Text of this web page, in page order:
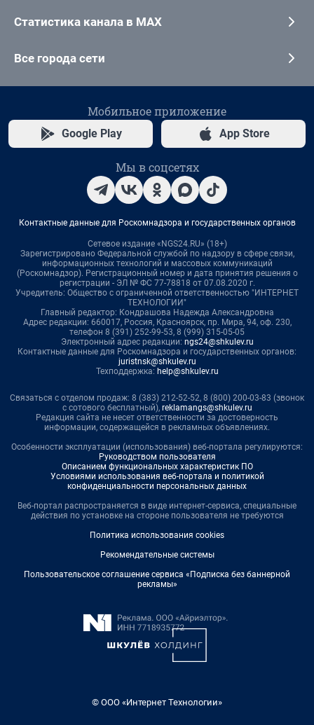
Статистика канала в MAX
Все города сети
Мобильное приложение
Google Play App Store
Мы в соцсетях
Контактные данные для Роскомнадзора и государственных органов
Сетевое издание «NGS24.RU» (18+)
Зарегистрировано Федеральной службой по надзору в сфере связи,
информационных технологий и массовых коммуникаций
(Роскомнадзор). Регистрационный номер и дата принятия решения о
регистрации - ЭЛ № ФС 77-78818 от 07.08.2020 г.
Учредитель: Общество с ограниченной ответственностью "ИНТЕРНЕТ
ТЕХНОЛОГИИ"
Главный редактор: Кондрашова Надежда Александровна
Адрес редакции: 660017, Россия, Красноярск, пр. Мира, 94, оф. 230,
телефон 8 (391) 252-99-53, 8 (999) 315-05-05
Электронный адрес редакции: ngs24@shkulev.ru
Контактные данные для Роскомнадзора и государственных органов:
juristnsk@shkulev.ru
Техподдержка: help@shkulev.ru
Связаться с отделом продаж: 8 (383) 212-52-52, 8 (800) 200-03-83 (звонок
с сотового бесплатный), reklamangs@shkulev.ru
Редакция сайта не несет ответственности за достоверность
информации, содержащейся в рекламных объявлениях.
Особенности эксплуатации (использования) веб-портала регулируются:
Руководством пользователя
Описанием функциональных характеристик ПО
Условиями использования веб-портала и политикой
конфиденциальности персональных данных
Веб-портал распространяется в виде интернет-сервиса, специальные
действия по установке на стороне пользователя не требуются
Политика использования cookies
Рекомендательные системы
Пользовательское соглашение сервиса «Подписка без баннерной
рекламы»
© ООО «Интернет Технологии»